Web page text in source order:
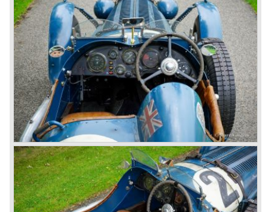
1931 Rolls Royce take over
In 1931 business prospects looked very black and the firm
went into receivership. Napier & Son were negotiating with
Bentley's receiver to take over the company. Then another
interested party arrived at the scene named British Central
Equitable Trust. They outbid Napiers in a sealed bid
auction. The Trust later was found to be a front for Rolls-
Royce Limited. Rolls Royce had cleverly defeated the
threat of a firm that could become a very unwelcome
competitor.
From 1933 all Bentley cars were based upon their Rolls
Royce counterparts and production was then moved from
Cricklewood to Derby. Purists tend to name the Rolls
Royce produced cars – Rolls Royce Bentley’s. Rolls
Royce took good care of the Bentley ‘marque’. Many
magnificent automobiles were built with a distinctively
different character than the Rolls Royce models.